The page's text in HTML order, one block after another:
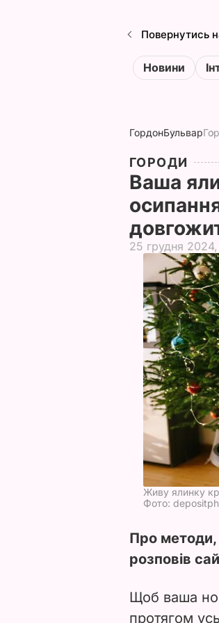
Повернутись
Новини
ГордонБульвар
ГОРОДИ
Ваша
25 грудня
Живу ялинку
Фото:
Про методи,
розповів
Щоб ваша
протягом